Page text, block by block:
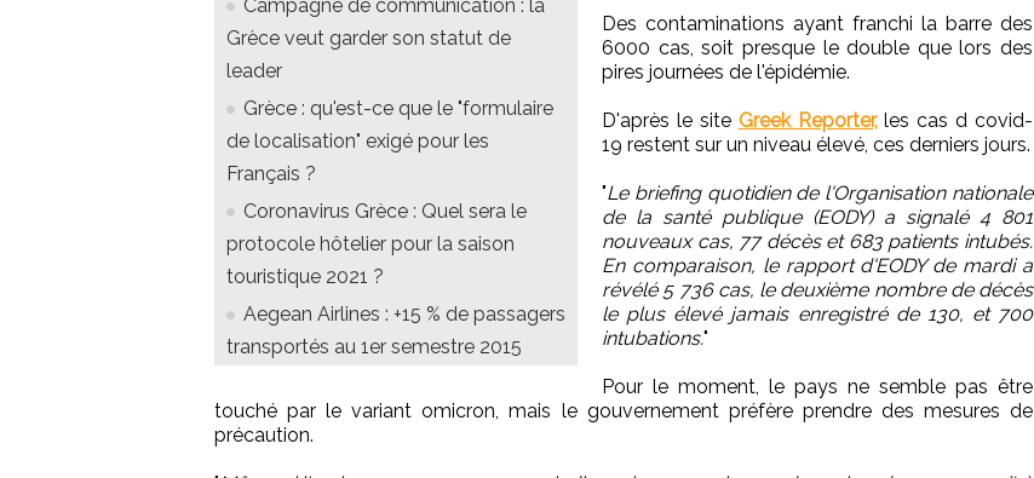
Campagne de communication : la
Grèce veut garder son statut de
leader
Grèce : qu'est-ce que le "formulaire
de localisation" exigé pour les
Français ?
Coronavirus Grèce : Quel sera le
protocole hôtelier pour la saison
touristique 2021 ?
Aegean Airlines : +15 % de passagers
transportés au 1er semestre 2015
Des contaminations ayant franchi la barre des
6000 cas, soit presque le double que lors des
pires journées de l'épidémie.
D'après le site Greek Reporter,les cas d covid-
19 restent sur un niveau élevé, ces derniers jours.
"Le briefing quotidien de l'Organisation nationale
de la santé publique (EODY) a signalé 4 801
nouveaux cas, 77 décès et 683 patients intubés.
En comparaison, le rapport d'EODY de mardi a
révélé 5 736 cas, le deuxième nombre de décès
le plus élevé jamais enregistré de 130, et 700
intubations."
Pour le moment, le pays ne semble pas être
touché par le variant omicron, mais le gouvernement préfère prendre des mesures de
précaution.